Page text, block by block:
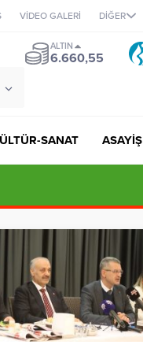
VİDEO GALERİ DİĞER
ALTIN
6.660,55
SANAT ASAYİŞ